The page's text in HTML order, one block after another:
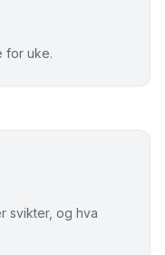
for uke.
svikter, og hva